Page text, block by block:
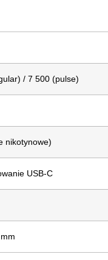
/ 7 500 (pulse)
nikotynowe)
USB-C